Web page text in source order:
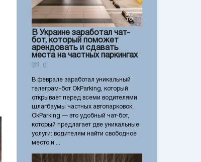
В Украине заработал чат-
бот, который поможет
арендовать и сдавать
места на частных паркингах
0
В феврале заработал уникальный
телеграм-бот OkParking, который
открывает перед всеми водителями
шлагбаумы частных автопарковок.
OkParking — это удобный чат-бот,
который предлагает две уникальные
услуги: водителям найти свободное
место и ...